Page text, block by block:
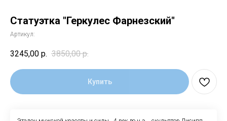
Статуэтка "Геркулес Фарнезский"
Артикул:
3245,00 р. 3850,00 р.
Купить